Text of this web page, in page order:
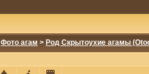
Фото агам > Род Скрытоухие агамы